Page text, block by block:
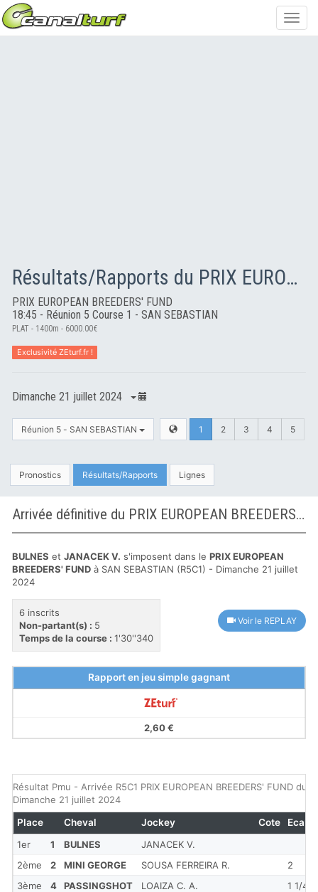
Résultats/Rapports du PRIX EUROPEAN BREEDERS' FUND
PRIX EUROPEAN BREEDERS' FUND
18:45 - Réunion 5 Course 1 - SAN SEBASTIAN
PLAT - 1400m - 6000.00€
Exclusivité ZEturf.fr !
Dimanche 21 juillet 2024
Réunion 5 - SAN SEBASTIAN 1 2 3 4 5
Pronostics Résultats/Rapports Lignes
Arrivée définitive du PRIX EUROPEAN BREEDERS' FUND à SAN SEBASTIAN
BULNES et JANACEK V. s'imposent dans le PRIX EUROPEAN
BREEDERS' FUND à SAN SEBASTIAN (R5C1) - Dimanche 21 juillet
2024
6 inscrits
Non-partant(s) : 5
Temps de la course : 1'30''340
Voir le REPLAY
Rapport en jeu simple gagnant
2,60 €
Résultat Pmu - Arrivée R5C1 PRIX EUROPEAN BREEDERS' FUND du
Dimanche 21 juillet 2024
1er 1 BULNES
JANACEK V.
2ème
2 MINI GEORGE SOUSA FERREIRA R.
2
3ème
4 PASSINGSHOT LOAIZA C. A.
1 1/4
Place Cheval Jockey Cote Ecart